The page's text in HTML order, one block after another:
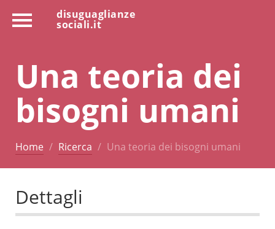
disuguaglianze
sociali.it
Una teoria dei
bisogni umani
Home Ricerca Una teoria dei bisogni umani
Dettagli